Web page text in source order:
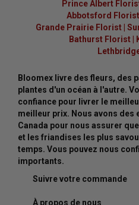
Prince Albert
Abbotsford Florist
Grande Prairie Florist|
Bathurst Florist
Bloomex livre des fleurs, des
plantes d'un océan à l'autre.
confiance pour livrer le
meilleur prix. Nous avons des
Canada pour nous assurer
et les friandises les plus
temps. Vous pouvez nous
importants.
Suivre votre commande
À propos de nous